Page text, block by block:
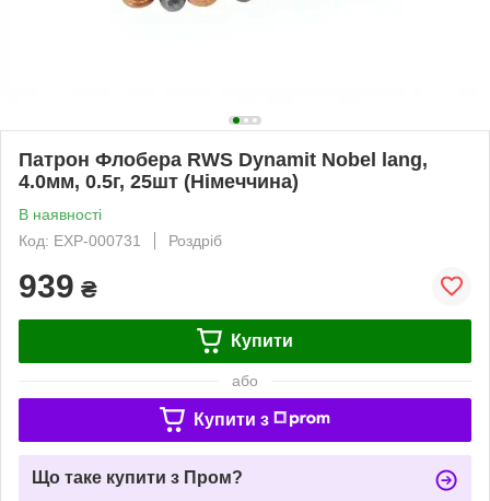
Патрон Флобера RWS Dynamit Nobel lang,
4.0мм, 0.5г, 25шт (Німеччина)
В наявності
Код: EXP-000731
Роздріб
939 ₴
Купити
або
Купити з
Що таке купити з Пром?